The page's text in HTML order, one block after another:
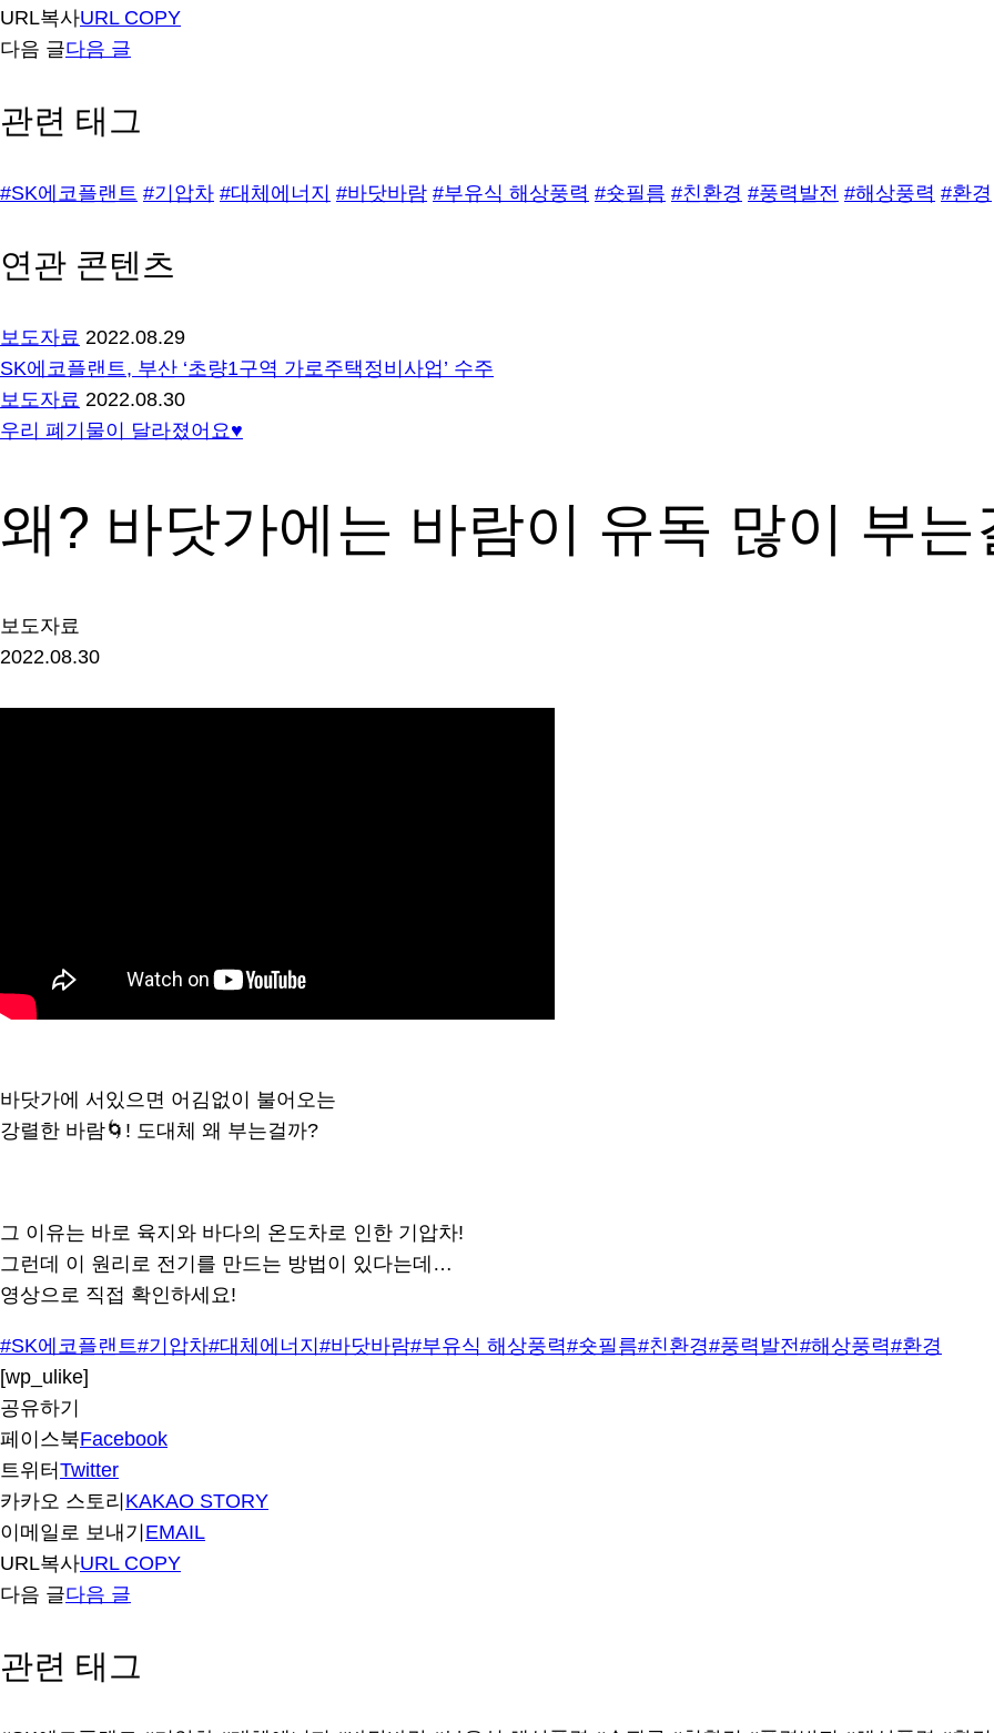
URL복사URL COPY
다음 글다음 글
관련 태그
#SK에코플랜트 #기압차 #대체에너지 #바닷바람 #부유식 해상풍력 #숏필름 #친환경 #풍력발전 #해상풍력 #환경
연관 콘텐츠
보도자료 2022.08.29
SK에코플랜트, 부산 ‘초량1구역 가로주택정비사업’ 수주
보도자료 2022.08.30
우리 폐기물이 달라졌어요♥
왜? 바닷가에는 바람이 유독 많이 부는
보도자료
2022.08.30
바닷가에 서있으면 어김없이 불어오는
강렬한 바람🌀! 도대체 왜 부는걸까?
그 이유는 바로 육지와 바다의 온도차로 인한 기압차!
그런데 이 원리로 전기를 만드는 방법이 있다는데…
영상으로 직접 확인하세요!
#SK에코플랜트#기압차#대체에너지 #바닷바람#부유식 해상풍력#숏필름#친환경#풍력발전#해상풍력#환경
[wp_ulike]
공유하기
페이스북Facebook
트위터 Twitter
카카오 스토리 KAKAO STORY
이메일로 보내기 EMAIL
URL복사URL COPY
다음 글다음 글
관련 태그